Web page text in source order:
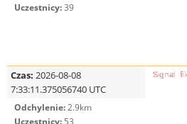
Uczestnicy:39
Czas: 2026-08-08
7:33:11.375056740 UTC
Odchylenie:2.9km
Uczestnicy: 53